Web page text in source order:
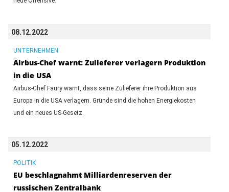
08.12.2022
UNTERNEHMEN
Airbus-Chef warnt: Zulieferer verlagern Produktion
in die USA
Airbus-Chef Faury warnt, dass seine Zulieferer ihre Produktion aus
Europa in die USA verlagern. Gründe sind die hohen Energiekosten
und ein neues US-Gesetz.
05.12.2022
POLITIK
EU beschlagnahmt Milliardenreserven der
russischen Zentralbank